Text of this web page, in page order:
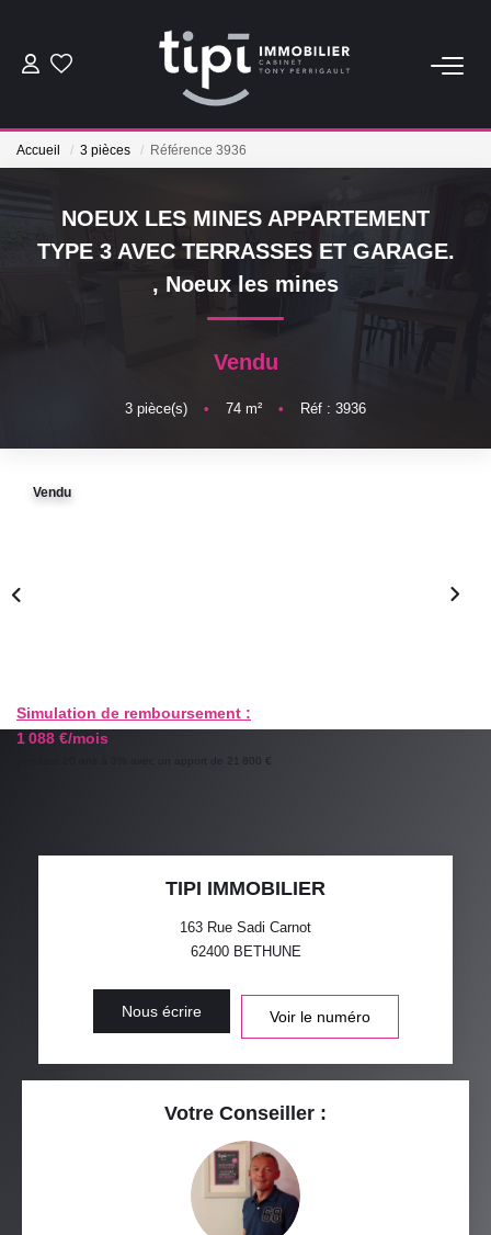
ACHETER
Nos Biens Locations
Nos Biens Loués
AGENCE
Qui Sommes-Nous
Accueil 3 pièces Référence 3936
NOEUX LES MINES APPARTEMENT
TYPE 3 AVEC TERRASSES ET GARAGE.
, Noeux les mines
Vendu
3 pièce(s) • 74 m² • Réf : 3936
Vendu
Simulation de remboursement :
1 088 €/mois
pendant 20 ans à 3% avec un apport de 21 800 €
TIPI IMMOBILIER
163 Rue Sadi Carnot
62400 BETHUNE
Nous écrire Voir le numéro
Votre Conseiller :